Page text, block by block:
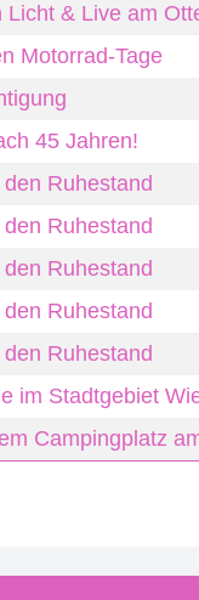
Licht & Live am
Motorrad-Tage
45 Jahren!
Ruhestand
Ruhestand
Ruhestand
Ruhestand
Ruhestand
im Stadtgebiet
Campingplatz